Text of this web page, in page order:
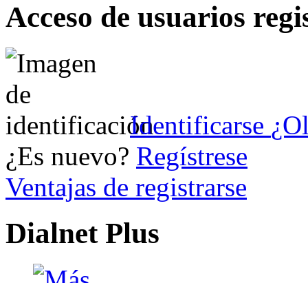
Acceso de usuarios
Identificarse
¿Es nuevo? Regístrese
Ventajas de registrarse
Dialnet Plus